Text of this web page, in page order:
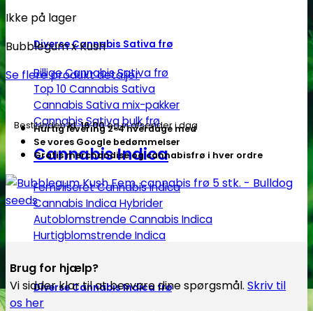
Diverse Cannabis Sativa frø
Billige Cannabis Sativa frø
Top 10 Cannabis Sativa
Cannabis Sativa mix-pakker
Cannabis Sativa bulk frø
Cannabis Indica
Feminiseret Cannabis Indica
Cannabis Indica Hybrider
Autoblomstrende Cannabis Indica
Hurtigblomstrende Indica
Diverse Cannabis Indica frø
Ikke på lager
Bubblegum x Kush
Se flere produkt detaljer
Bestil indenkl. 16.00og vi afsender i dag
Hurtig levering 2-4 hverdage med
Se vores Google bedømmelser
Gratis merchandise og cannabisfrø i hver ordre
Brug for hjælp?
Vi sidder klar til at besvare dine spørgsmål. Skriv til
os her